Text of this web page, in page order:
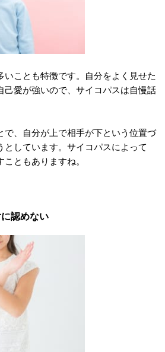
いことも特徴です。自分をよく見せた
己愛が強いので、サイコパスは自慢話
で、自分が上で相手が下という位置づ
としています。サイコパスによって
ともありますね。
認めない